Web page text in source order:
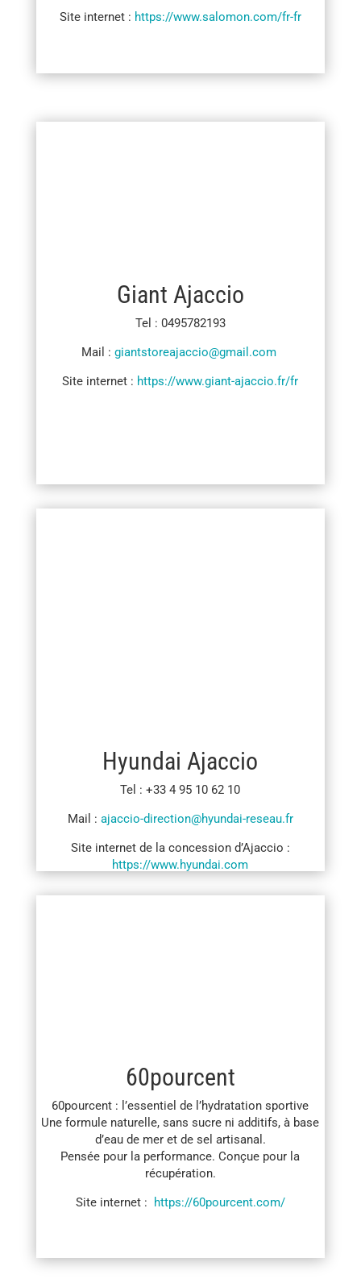
Site internet : https://www.salomon.com/fr-fr
Giant Ajaccio
Tel : 0495782193
Mail : giantstoreajaccio@gmail.com
Site internet : https://www.giant-ajaccio.fr/fr
Hyundai Ajaccio
Tel : +33 4 95 10 62 10
Mail : ajaccio-direction@hyundai-reseau.fr
Site internet de la concession d’Ajaccio :
https://www.hyundai.com
60pourcent
60pourcent : l’essentiel de l’hydratation sportive
Une formule naturelle, sans sucre ni additifs, à base
d’eau de mer et de sel artisanal.
Pensée pour la performance. Conçue pour la
récupération.
Site internet :
https://60pourcent.com/